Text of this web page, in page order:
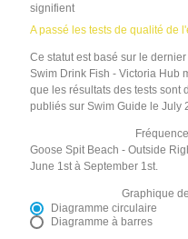
signifient
A passé les tests de qualité de
Ce statut est basé sur le
Swim Drink Fish - Victoria Hub
que les résultats des tests sont
publiés sur Swim Guide le July
Goose Spit Beach - Outside
June 1st à September 1st.
Graphique
Diagramme circulaire
Diagramme à barres